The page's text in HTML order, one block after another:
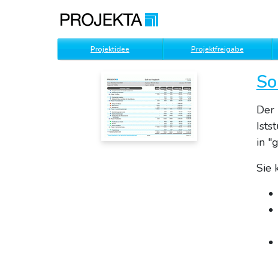
Projektidee Projektfreigabe
Der
in
Sie